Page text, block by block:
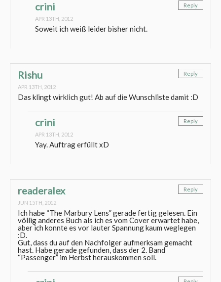
crini
APR 13TH, 2012
Reply
Soweit ich weiß leider bisher nicht.
Rishu
APR 13TH, 2012
Reply
Das klingt wirklich gut! Ab auf die Wunschliste damit :D
crini
APR 13TH, 2012
Reply
Yay. Auftrag erfüllt xD
readeralex
JUN 15TH, 2012
Reply
Ich habe “The Marbury Lens” gerade fertig gelesen. Ein
völlig anderes Buch als ich es vom Cover erwartet habe,
aber ich konnte es vor lauter Spannung kaum weglegen
:D.
Gut, dass du auf den Nachfolger aufmerksam gemacht
hast. Habe gerade gefunden, dass der 2. Band
“Passenger” im Herbst herauskommen soll.